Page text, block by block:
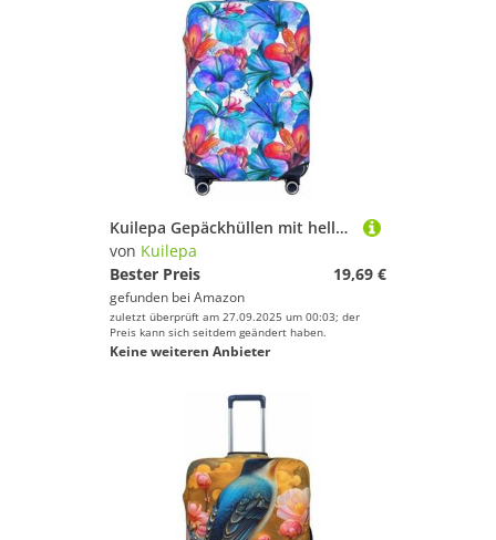
Kuilepa Gepäckhüllen mit hellem Blumendruck, elastisch, waschbar und dehnbar, kratzfest, passend für 45,7 - 81,3 cm Gepäck, kein Gepäck im Lieferumfang enthalten, Schwarz , M
von Kuilepa
Bester Preis
19,69 €
gefunden bei Amazon
zuletzt überprüft am 27.09.2025 um 00:03; der
Preis kann sich seitdem geändert haben.
Keine weiteren Anbieter